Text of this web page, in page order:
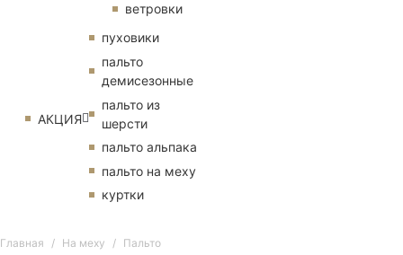
ветровки
АКЦИЯ
пуховики
пальто
демисезонные
пальто из
шерсти
пальто альпака
пальто на меху
куртки
Главная На меху Пальто